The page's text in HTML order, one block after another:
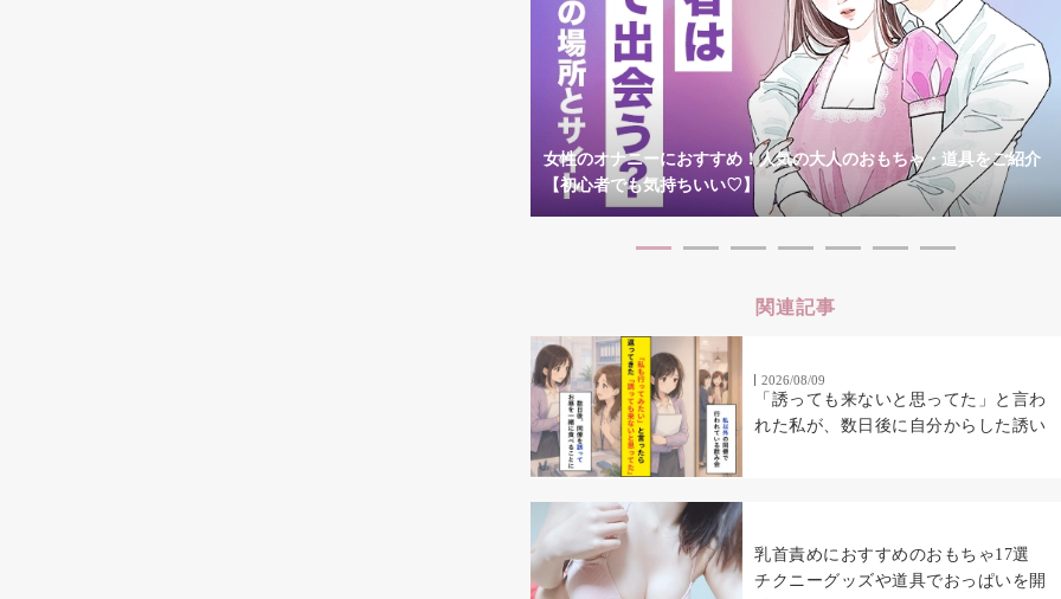
女性のオナニーにおすすめ！人気の大人のおもちゃ・道具をご紹介
【初心者でも気持ちいい♡】
関連記事
2026/08/09
「誘っても来ないと思ってた」と言わ
れた私が、数日後に自分からした誘い
乳首責めにおすすめのおもちゃ17選
チクニーグッズや道具でおっぱいを開